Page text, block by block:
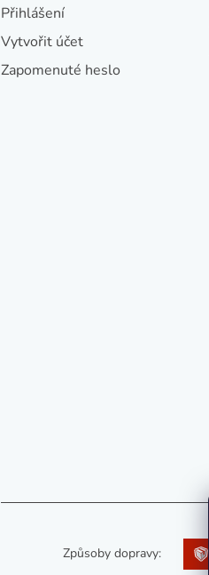
Přihlášení
Vytvořit účet
Zapomenuté heslo
Způsoby dopravy: